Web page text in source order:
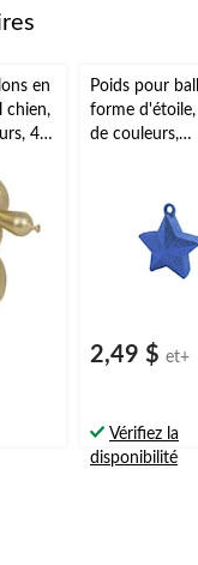
en
chien,
4
Poids pour
forme
de couleurs,
anniversaire/
de diplôme
2,49 $ et+
Vérifiez la
disponibilité